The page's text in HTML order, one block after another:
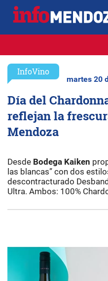
InfoVino
martes 20
Día del
reflejan la
Mendoza
Desde Bodega Kaiken
las blancas” con dos
descontracturado
Ultra. Ambos: 100%